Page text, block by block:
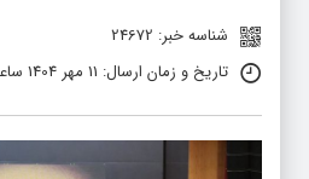
شناسه خبر: 24672
تاریخ و زمان ارسال: 11 مهر 1404 ساعت 03:58